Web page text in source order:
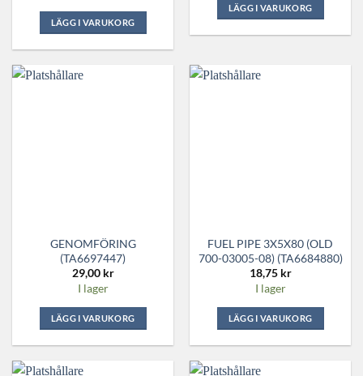
LÄGG I VARUKORG
LÄGG I VARUKORG
GENOMFÖRING
(TA6697447)
29,00 kr
I lager
LÄGG I VARUKORG
FUEL PIPE 3X5X80 (OLD
700-03005-08) (TA6684880)
18,75 kr
I lager
LÄGG I VARUKORG